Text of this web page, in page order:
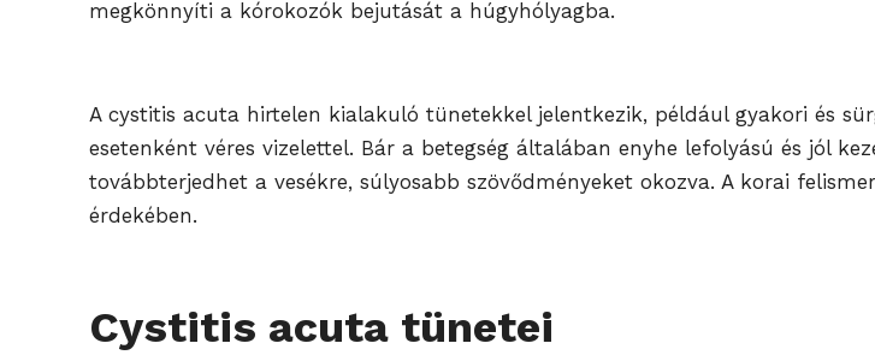
megkönnyíti a kórokozók bejutását a húgyhólyagba.
A cystitis acuta hirtelen kialakuló tünetekkel jelentkezik, például gyakori és
esetenként véres vizelettel. Bár a betegség általában enyhe lefolyású és jól
továbbterjedhet a vesékre, súlyosabb szövődményeket okozva. A korai
érdekében.
Cystitis acuta tünetei